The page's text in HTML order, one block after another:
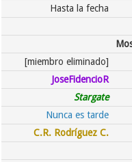
Hasta la fecha
[miembro eliminado]
JoseFidencioR
Stargate
Nunca es tarde
C.R. Rodríguez C.